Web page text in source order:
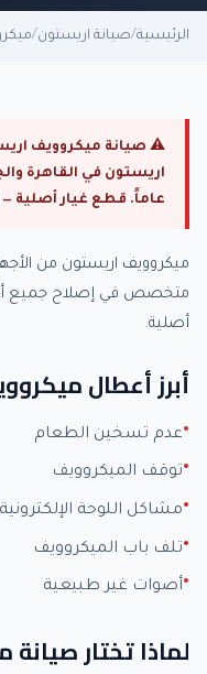
الرئيسية/صيانة اريستون/
⚠ صيانة ميكروويف
عاماً. قطع غيار أصلية —
ميكروويف اريستون من
متخصص في إصلاح جميع
أصلية.
أبرز أعطال
عدم تسخين الطعام
توقف الميكروويف
مشاكل اللوحة الإلكترونية
تلف باب الميكروويف
أصوات غير طبيعية
لماذا تختار